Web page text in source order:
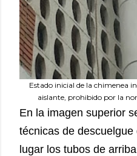
Estado inicial de la chimenea
aislante, prohibido por la
En la imagen superior
técnicas de
lugar los tubos de